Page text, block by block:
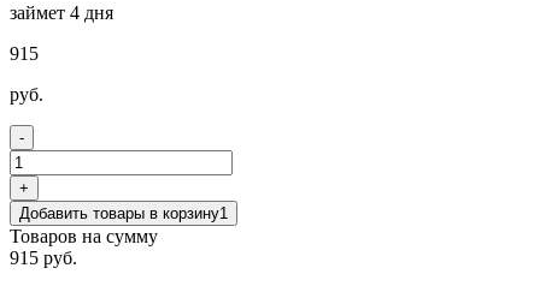
займет 4 дня
915
руб.
-
+
Добавить товары в корзину1
Товаров на сумму
915 руб.